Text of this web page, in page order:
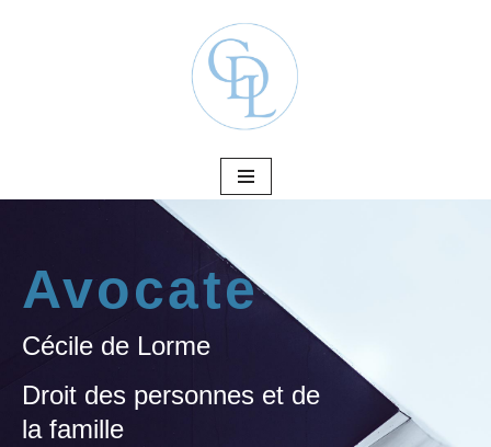
Avocate
Cécile de Lorme
Droit des personnes et de
la famille